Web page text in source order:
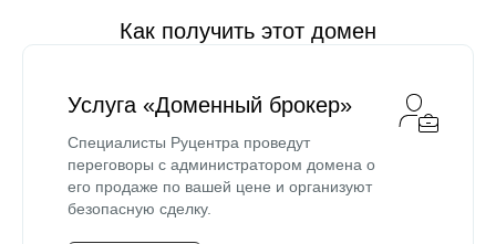
Как получить этот домен
Услуга «Доменный брокер»
Специалисты Руцентра проведут
переговоры с администратором домена о
его продаже по вашей цене и организуют
безопасную сделку.